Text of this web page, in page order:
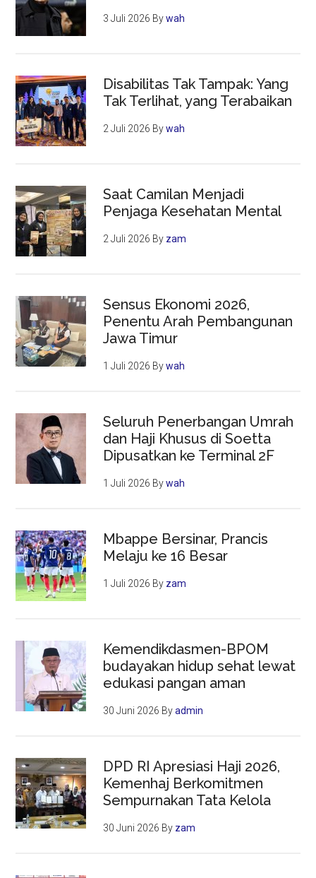
3 Juli 2026 Bywah
Disabilitas Tak Tampak: Yang
Tak Terlihat, yang Terabaikan
2 Juli 2026 Bywah
Saat Camilan Menjadi
Penjaga Kesehatan Mental
2 Juli 2026 By zam
Sensus Ekonomi 2026,
Penentu Arah Pembangunan
Jawa Timur
1 Juli 2026 Bywah
Seluruh Penerbangan Umrah
dan Haji Khusus di Soetta
Dipusatkan ke Terminal 2F
1 Juli 2026 Bywah
Mbappe Bersinar, Prancis
Melaju ke 16 Besar
1 Juli 2026 By zam
Kemendikdasmen-BPOM
budayakan hidup sehat lewat
edukasi pangan aman
30 Juni 2026 Byadmin
DPD RI Apresiasi Haji 2026,
Kemenhaj Berkomitmen
Sempurnakan Tata Kelola
30 Juni 2026 By zam